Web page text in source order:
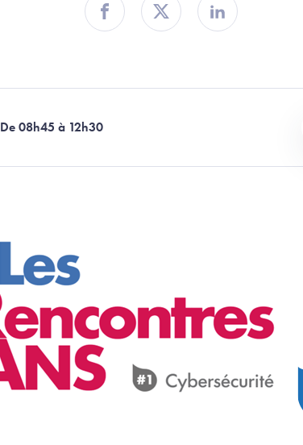
Partager sur Facebook
Partager sur Twitter
Partager sur
De 08h45 à 12h30